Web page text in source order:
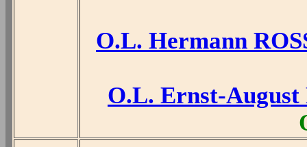
O.L. Hermann
O.L. Ernst-